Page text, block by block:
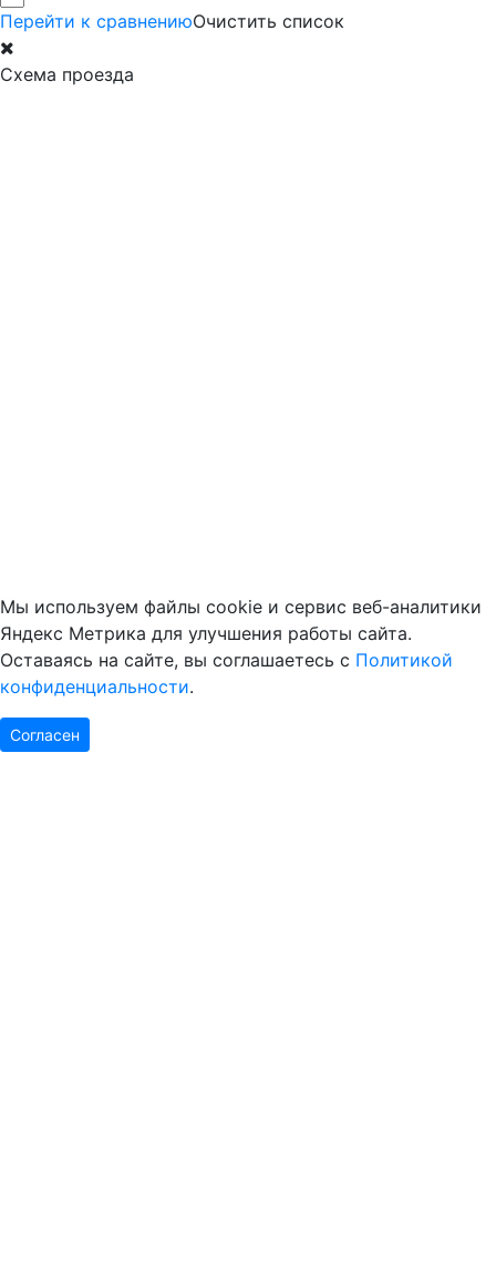
Перейти к сравнениюОчистить список
Схема проезда
Мы используем файлы cookie и сервис веб-аналитики
Яндекс Метрика для улучшения работы сайта.
Оставаясь на сайте, вы соглашаетесь с Политикой
конфиденциальности.
Согласен